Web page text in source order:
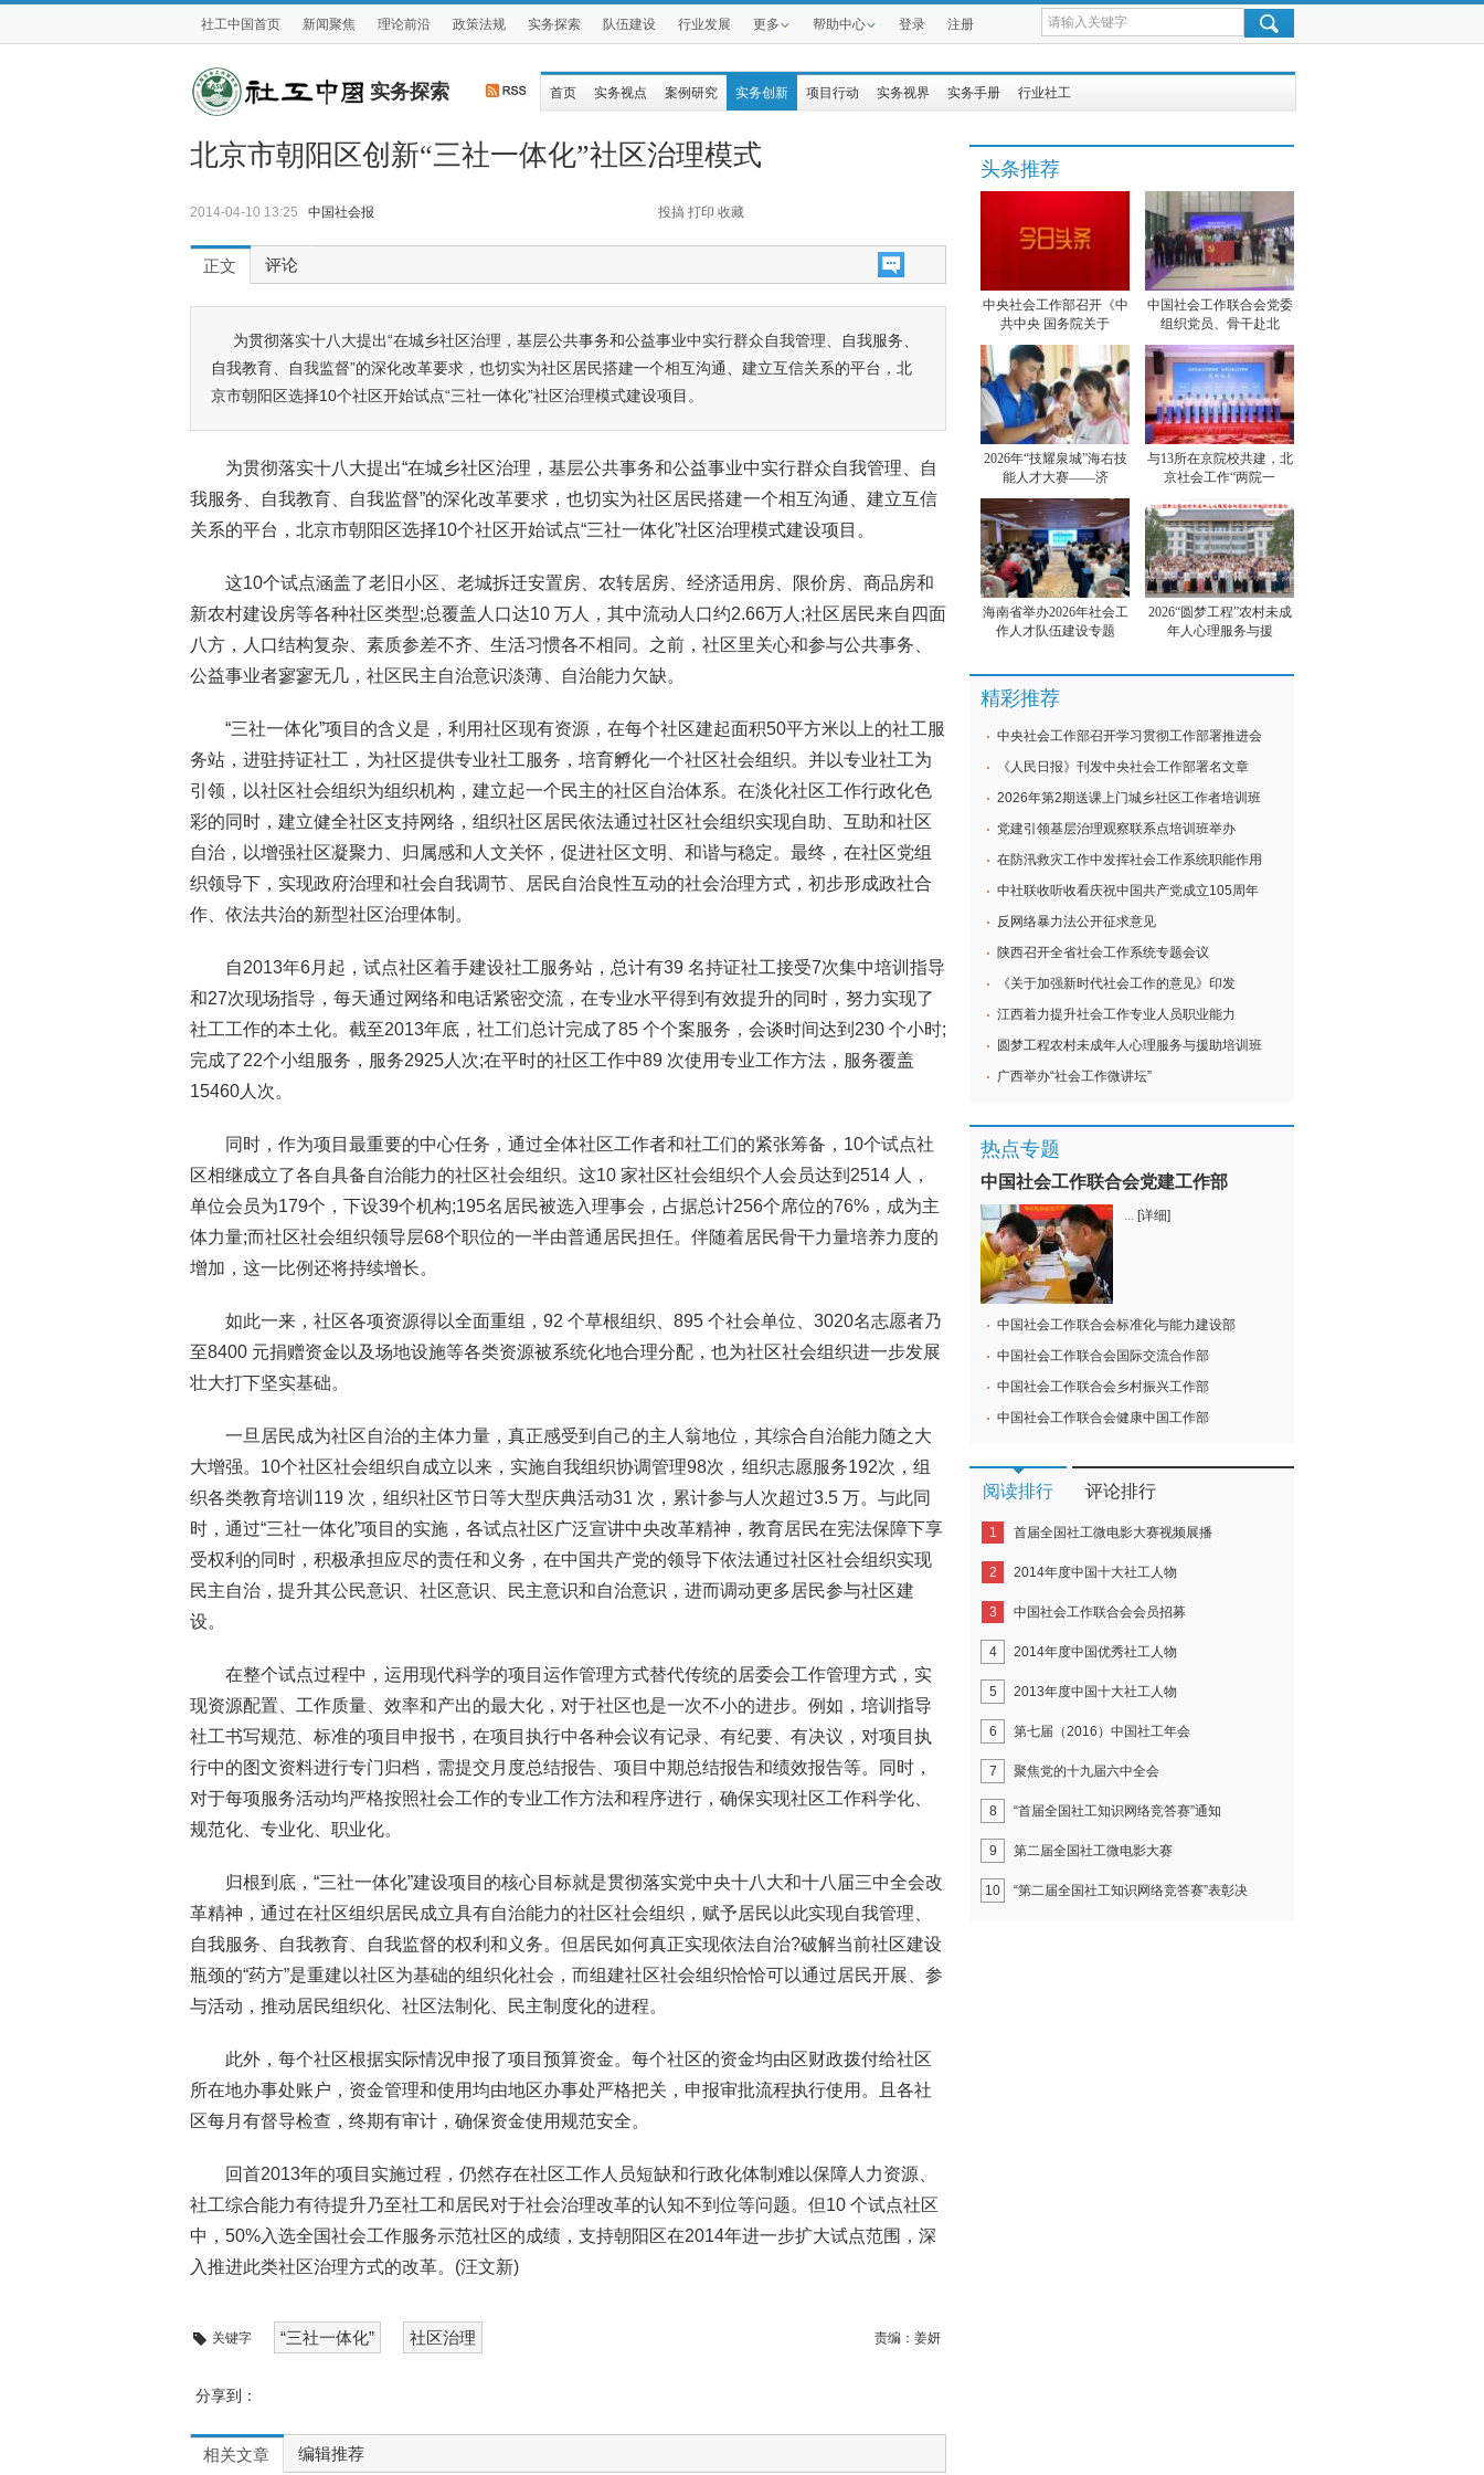
社工中国首页 新闻聚焦 理论前沿 政策法规 实务探索 队伍建设 行业发展 更多 帮助中心 登录 注册
实务探索 首页 实务视点 案例研究 实务创新 项目行动 实务视界 实务手册 行业社工
北京市朝阳区创新“三社一体化”社区治理模式
2014-04-10 13:25 中国社会报 投搞 打印 收藏
正文 评论
为贯彻落实十八大提出“在城乡社区治理，基层公共事务和公益事业中实行群众自我管理、自我服务、
自我教育、自我监督”的深化改革要求，也切实为社区居民搭建一个相互沟通、建立互信关系的平台，北
京市朝阳区选择10个社区开始试点“三社一体化”社区治理模式建设项目。
为贯彻落实十八大提出“在城乡社区治理，基层公共事务和公益事业中实行群众自我管理、自
我服务、自我教育、自我监督”的深化改革要求，也切实为社区居民搭建一个相互沟通、建立互信
关系的平台，北京市朝阳区选择10个社区开始试点“三社一体化”社区治理模式建设项目。
这10个试点涵盖了老旧小区、老城拆迁安置房、农转居房、经济适用房、限价房、商品房和
新农村建设房等各种社区类型;总覆盖人口达10 万人，其中流动人口约2.66万人;社区居民来自四面
八方，人口结构复杂、素质参差不齐、生活习惯各不相同。之前，社区里关心和参与公共事务、
公益事业者寥寥无几，社区民主自治意识淡薄、自治能力欠缺。
“三社一体化”项目的含义是，利用社区现有资源，在每个社区建起面积50平方米以上的社工服
务站，进驻持证社工，为社区提供专业社工服务，培育孵化一个社区社会组织。并以专业社工为
引领，以社区社会组织为组织机构，建立起一个民主的社区自治体系。在淡化社区工作行政化色
彩的同时，建立健全社区支持网络，组织社区居民依法通过社区社会组织实现自助、互助和社区
自治，以增强社区凝聚力、归属感和人文关怀，促进社区文明、和谐与稳定。最终，在社区党组
织领导下，实现政府治理和社会自我调节、居民自治良性互动的社会治理方式，初步形成政社合
作、依法共治的新型社区治理体制。
自2013年6月起，试点社区着手建设社工服务站，总计有39 名持证社工接受7次集中培训指导
和27次现场指导，每天通过网络和电话紧密交流，在专业水平得到有效提升的同时，努力实现了
社工工作的本土化。截至2013年底，社工们总计完成了85 个个案服务，会谈时间达到230 个小时;
完成了22个小组服务，服务2925人次;在平时的社区工作中89 次使用专业工作方法，服务覆盖
15460人次。
同时，作为项目最重要的中心任务，通过全体社区工作者和社工们的紧张筹备，10个试点社
区相继成立了各自具备自治能力的社区社会组织。这10 家社区社会组织个人会员达到2514 人，
单位会员为179个，下设39个机构;195名居民被选入理事会，占据总计256个席位的76%，成为主
体力量;而社区社会组织领导层68个职位的一半由普通居民担任。伴随着居民骨干力量培养力度的
增加，这一比例还将持续增长。
如此一来，社区各项资源得以全面重组，92 个草根组织、895 个社会单位、3020名志愿者乃
至8400 元捐赠资金以及场地设施等各类资源被系统化地合理分配，也为社区社会组织进一步发展
壮大打下坚实基础。
一旦居民成为社区自治的主体力量，真正感受到自己的主人翁地位，其综合自治能力随之大
大增强。10个社区社会组织自成立以来，实施自我组织协调管理98次，组织志愿服务192次，组
织各类教育培训119 次，组织社区节日等大型庆典活动31 次，累计参与人次超过3.5 万。与此同
时，通过“三社一体化”项目的实施，各试点社区广泛宣讲中央改革精神，教育居民在宪法保障下享
受权利的同时，积极承担应尽的责任和义务，在中国共产党的领导下依法通过社区社会组织实现
民主自治，提升其公民意识、社区意识、民主意识和自治意识，进而调动更多居民参与社区建
设。
在整个试点过程中，运用现代科学的项目运作管理方式替代传统的居委会工作管理方式，实
现资源配置、工作质量、效率和产出的最大化，对于社区也是一次不小的进步。例如，培训指导
社工书写规范、标准的项目申报书，在项目执行中各种会议有记录、有纪要、有决议，对项目执
行中的图文资料进行专门归档，需提交月度总结报告、项目中期总结报告和绩效报告等。同时，
对于每项服务活动均严格按照社会工作的专业工作方法和程序进行，确保实现社区工作科学化、
规范化、专业化、职业化。
归根到底，“三社一体化”建设项目的核心目标就是贯彻落实党中央十八大和十八届三中全会改
革精神，通过在社区组织居民成立具有自治能力的社区社会组织，赋予居民以此实现自我管理、
自我服务、自我教育、自我监督的权利和义务。但居民如何真正实现依法自治?破解当前社区建设
瓶颈的“药方”是重建以社区为基础的组织化社会，而组建社区社会组织恰恰可以通过居民开展、参
与活动，推动居民组织化、社区法制化、民主制度化的进程。
此外，每个社区根据实际情况申报了项目预算资金。每个社区的资金均由区财政拨付给社区
所在地办事处账户，资金管理和使用均由地区办事处严格把关，申报审批流程执行使用。且各社
区每月有督导检查，终期有审计，确保资金使用规范安全。
回首2013年的项目实施过程，仍然存在社区工作人员短缺和行政化体制难以保障人力资源、
社工综合能力有待提升乃至社工和居民对于社会治理改革的认知不到位等问题。但10 个试点社区
中，50%入选全国社会工作服务示范社区的成绩，支持朝阳区在2014年进一步扩大试点范围，深
入推进此类社区治理方式的改革。(汪文新)
关键字 “三社一体化” 社区治理 责编： 姜妍
分享到：
相关文章 编辑推荐
头条推荐
中央社会工作部召开《中
共中央 国务院关于
中国社会工作联合会党委
组织党员、骨干赴北
2026年“技耀泉城”海右技
能人才大赛——济
与13所在京院校共建，北
京社会工作“两院一
海南省举办2026年社会工
作人才队伍建设专题
2026“圆梦工程”农村未成
年人心理服务与援
精彩推荐
中央社会工作部召开学习贯彻工作部署推进会
《人民日报》刊发中央社会工作部署名文章
2026年第2期送课上门城乡社区工作者培训班
党建引领基层治理观察联系点培训班举办
在防汛救灾工作中发挥社会工作系统职能作用
中社联收听收看庆祝中国共产党成立105周年
反网络暴力法公开征求意见
陕西召开全省社会工作系统专题会议
《关于加强新时代社会工作的意见》印发
江西着力提升社会工作专业人员职业能力
圆梦工程农村未成年人心理服务与援助培训班
广西举办“社会工作微讲坛”
热点专题
中国社会工作联合会党建工作部
... [详细]
中国社会工作联合会标准化与能力建设部
中国社会工作联合会国际交流合作部
中国社会工作联合会乡村振兴工作部
中国社会工作联合会健康中国工作部
阅读排行 评论排行
1 首届全国社工微电影大赛视频展播
2 2014年度中国十大社工人物
3 中国社会工作联合会会员招募
4 2014年度中国优秀社工人物
5 2013年度中国十大社工人物
6 第七届（2016）中国社工年会
7 聚焦党的十九届六中全会
8 “首届全国社工知识网络竞答赛”通知
9 第二届全国社工微电影大赛
10 “第二届全国社工知识网络竞答赛”表彰决